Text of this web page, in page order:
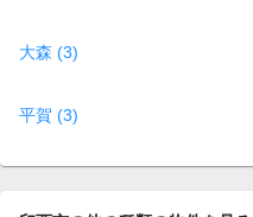
大森 (3)
平賀 (3)